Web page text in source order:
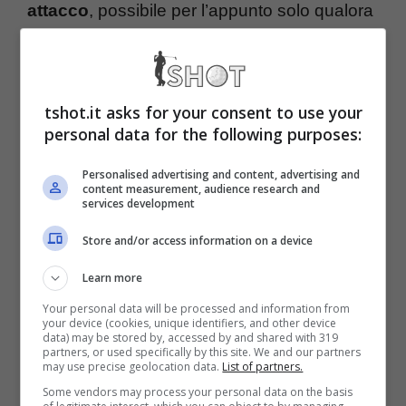
attacco, possibile per l’appunto solo qualora
permettendo allo stesso di incassare
un’importante cifra da poi reinvestire.
Stando dunque a quanto riportato da
calciomercato.com,l’addio di Vlahovic è
l’unica cosa che manca alla Juventus per
affondare il colpo decisivo su Joshua
Zirkzee
a dirsi che farsi, ma il serbo continua ad
avere mercato in giro per l’Europa,
soprattutto in Premier League, e laVecchia
tshot.it asks for your consent to use your
personal data for the following purposes:
Personalised advertising and content, advertising and
content measurement, audience research and
services development
Store and/or access information on a device
Learn more
Your personal data will be processed and information from
your device (cookies, unique identifiers, and other device
data) may be stored by, accessed by and shared with 319
partners, or used specifically by this site. We and our partners
may use precise geolocation data. List of partners.
Some vendors may process your personal data on the basis